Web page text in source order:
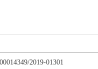
2019-01301